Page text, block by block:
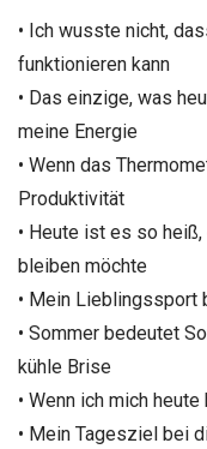
• Ich wusste nicht,
funktionieren kann
• Das einzige, was
meine Energie
• Wenn das
Produktivität
• Heute ist es so
bleiben möchte
• Mein
• Sommer bedeutet
kühle Brise
• Wenn ich mich
• Mein Tagesziel bei